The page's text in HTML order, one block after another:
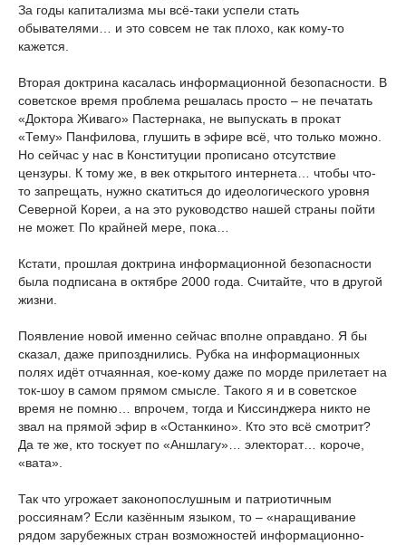
За годы капитализма мы всё-таки успели стать
обывателями… и это совсем не так плохо, как кому-то
кажется.
Вторая доктрина касалась информационной безопасности. В
советское время проблема решалась просто – не печатать
«Доктора Живаго» Пастернака, не выпускать в прокат
«Тему» Панфилова, глушить в эфире всё, что только можно.
Но сейчас у нас в Конституции прописано отсутствие
цензуры. К тому же, в век открытого интернета… чтобы что-
то запрещать, нужно скатиться до идеологического уровня
Северной Кореи, а на это руководство нашей страны пойти
не может. По крайней мере, пока…
Кстати, прошлая доктрина информационной безопасности
была подписана в октябре 2000 года. Считайте, что в другой
жизни.
Появление новой именно сейчас вполне оправдано. Я бы
сказал, даже припозднились. Рубка на информационных
полях идёт отчаянная, кое-кому даже по морде прилетает на
ток-шоу в самом прямом смысле. Такого я и в советское
время не помню… впрочем, тогда и Киссинджера никто не
звал на прямой эфир в «Останкино». Кто это всё смотрит?
Да те же, кто тоскует по «Аншлагу»… электорат… короче,
«вата».
Так что угрожает законопослушным и патриотичным
россиянам? Если казённым языком, то – «наращивание
рядом зарубежных стран возможностей информационно-